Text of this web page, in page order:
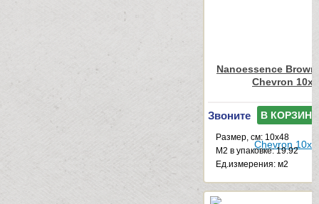
Nanoessence
Chevron
Звоните В КОРЗИНУ
Размер, см: 10x48
М2 в упаковке: 19.92
Ед.измерения: м2